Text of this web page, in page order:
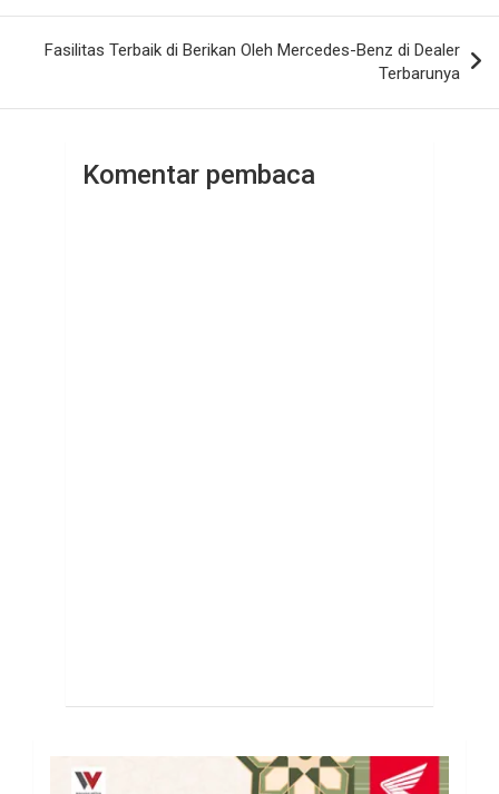
Fasilitas Terbaik di Berikan Oleh Mercedes-Benz di Dealer
Terbarunya
Komentar pembaca